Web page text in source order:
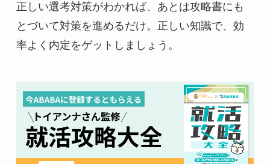
正しい選考対策がわかれば、あとは攻略書にも
とづいて対策を進めるだけ。正しい知識で、効
率よく内定をゲットしましょう。